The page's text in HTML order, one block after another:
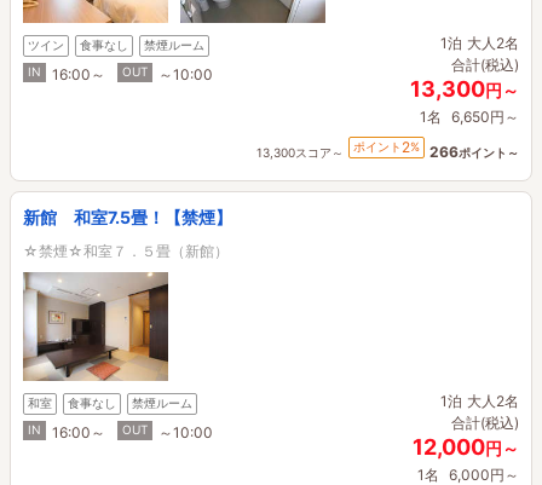
ツイン 食事なし
禁煙ルーム
IN
16:00～ OUT ～10:00
1泊 大人2名
合計(税込)
13,300円～
1名 6,650円～
13,300スコア～ ポイント 2% 266ポイント～
新館 和室7.5畳！【禁煙】
☆禁煙☆和室７．５畳（新館）
和室 食事なし
禁煙ルーム
IN
16:00～ OUT ～10:00
1泊 大人2名
合計(税込)
12,000円～
1名 6,000円～